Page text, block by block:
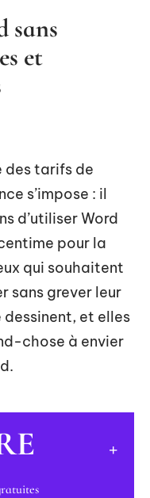
sans
et
des tarifs de
s’impose : il
d’utiliser Word
pour la
qui souhaitent
sans grever leur
dessinent, et elles
chose à envier